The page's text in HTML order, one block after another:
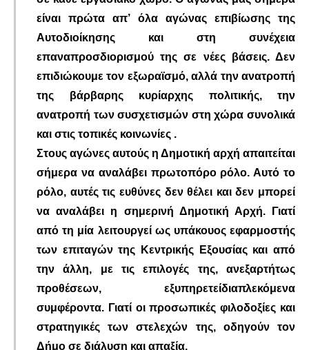
είναι πρώτα απ’ όλα αγώνας επιβίωσης της
Αυτοδιοίκησης και στη συνέχεια
επαναπροσδιορισμού της σε νέες βάσεις. Δεν
επιδιώκουμε τον εξωραϊσμό, αλλά την ανατροπή
της βάρβαρης κυρίαρχης πολιτικής, την
ανατροπή των συσχετισμών στη χώρα συνολικά
και στις τοπικές κοινωνίες .
Στους αγώνες αυτούς η Δημοτική αρχή απαιτείται
σήμερα να αναλάβει πρωτοπόρο ρόλο. Αυτό το
ρόλο, αυτές τις ευθύνες δεν θέλει και δεν μπορεί
να αναλάβει η σημερινή Δημοτική Αρχή. Γιατί
από τη μία λειτουργεί ως υπάκουος εφαρμοστής
των επιταγών της Κεντρικής Εξουσίας και από
την άλλη, με τις επιλογές της, ανεξαρτήτως
προθέσεων, εξυπηρετείδιαπλεκόμενα
συμφέροντα. Γιατί οι προσωπικές φιλοδοξίες και
στρατηγικές των στελεχών της, οδηγούν τον
Δήμο σε διάλυση και απαξία.